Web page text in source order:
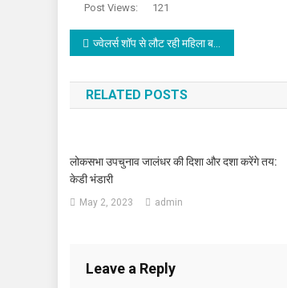
Post Views: 121
Post navigation
ज्वेलर्स शॉप से लौट रही महिला बनी स्नैचरों का शिकार
RELATED POSTS
लोकसभा उपचुनाव जालंधर की दिशा और दशा करेंगे तय:
केडी भंडारी
May 2, 2023 admin
Leave a Reply